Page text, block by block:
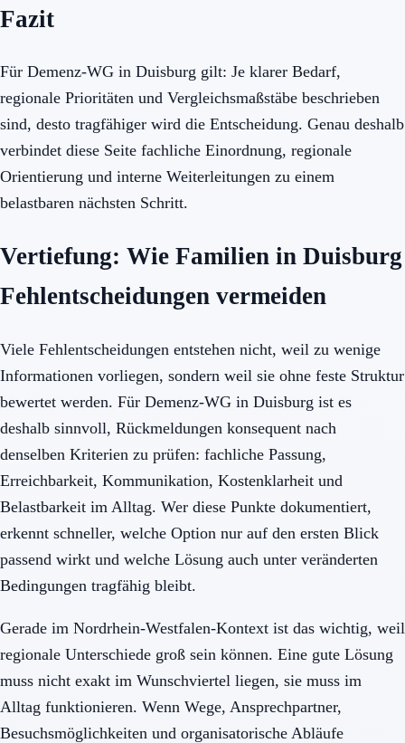
Fazit
Für Demenz-WG in Duisburg gilt: Je klarer Bedarf,
regionale Prioritäten und Vergleichsmaßstäbe beschrieben
sind, desto tragfähiger wird die Entscheidung. Genau deshalb
verbindet diese Seite fachliche Einordnung, regionale
Orientierung und interne Weiterleitungen zu einem
belastbaren nächsten Schritt.
Vertiefung: Wie Familien in Duisburg
Fehlentscheidungen vermeiden
Viele Fehlentscheidungen entstehen nicht, weil zu wenige
Informationen vorliegen, sondern weil sie ohne feste Struktur
bewertet werden. Für Demenz-WG in Duisburg ist es
deshalb sinnvoll, Rückmeldungen konsequent nach
denselben Kriterien zu prüfen: fachliche Passung,
Erreichbarkeit, Kommunikation, Kostenklarheit und
Belastbarkeit im Alltag. Wer diese Punkte dokumentiert,
erkennt schneller, welche Option nur auf den ersten Blick
passend wirkt und welche Lösung auch unter veränderten
Bedingungen tragfähig bleibt.
Gerade im Nordrhein-Westfalen-Kontext ist das wichtig, weil
regionale Unterschiede groß sein können. Eine gute Lösung
muss nicht exakt im Wunschviertel liegen, sie muss im
Alltag funktionieren. Wenn Wege, Ansprechpartner,
Besuchsmöglichkeiten und organisatorische Abläufe